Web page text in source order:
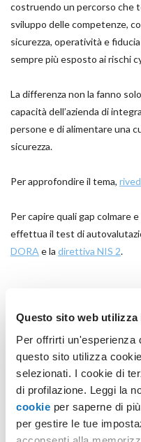
Questo sito web utilizza
Per offrirti un'esperienza
questo sito utilizza
selezionati. I cookie di
di profilazione. Leggi la
cookie per saperne di
per gestire le tue
costruendo un percorso che
sviluppo delle competenze,
sicurezza, operatività e
sempre più esposto ai rischi
La differenza non la fanno
capacità dell’azienda di
persone e di alimentare una
sicurezza.
Per approfondire il tema,
Per capire quali gap colmare
effettua il test di
DORA e la direttiva NIS 2.
POTREBBERO